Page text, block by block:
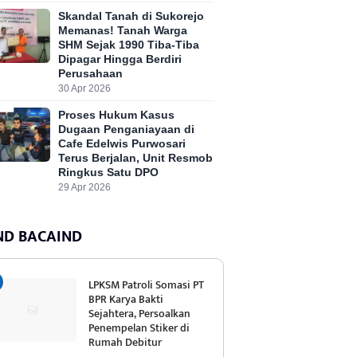
Skandal Tanah di Sukorejo
Memanas! Tanah Warga
SHM Sejak 1990 Tiba-Tiba
Dipagar Hingga Berdiri
Perusahaan
30 Apr 2026
Proses Hukum Kasus
Dugaan Penganiayaan di
Cafe Edelwis Purwosari
Terus Berjalan, Unit Resmob
Ringkus Satu DPO
29 Apr 2026
BACAIND
LPKSM Patroli Somasi PT
BPR Karya Bakti
Sejahtera, Persoalkan
Penempelan Stiker di
Rumah Debitur